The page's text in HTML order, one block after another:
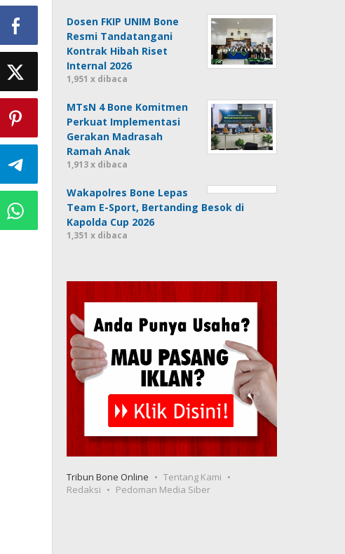
Dosen FKIP UNIM Bone
Resmi Tandatangani
Kontrak Hibah Riset
Internal 2026
1,951 x dibaca
MTsN 4 Bone Komitmen
Perkuat Implementasi
Gerakan Madrasah
Ramah Anak
1,913 x dibaca
Wakapolres Bone Lepas
Team E-Sport, Bertanding Besok di
Kapolda Cup 2026
1,351 x dibaca
Tribun Bone Online
Tentang Kami
Redaksi
Pedoman Media Siber